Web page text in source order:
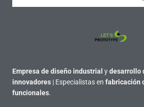
Empresa de diseño industrial ydesarrollo
innovadores | Especialistas en fabricación
funcionales.